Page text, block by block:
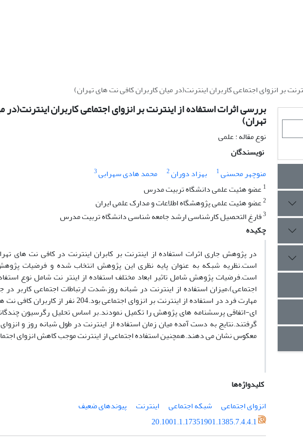
بر انزوای اجتماعی کاربران اینترنت(در میان کاربران کافی نت های تهران)
بررسی اثرات استفاده از اینترنت بر انزوای اجتماعی کاربران
تهران)
نوع مقاله : علمی
نویسندگان
منوچهر محسنی1 بهزاد دوران2 محمد هادی سهرابی3
1 عضو هئیت علمی دانشگاه تربیت مدرس
2عضو هئیت علمی پژوهشگاه اطلاعات و مدارک علمی ایران
3فارغ التحصیل کارشناسی ارشد جامعه شناسی دانشگاه تربیت مدرس
چکیده
در پژوهش جاری اثرات استفاده از اینترنت بر کابران اینترنت در کافی نت های
است.نظریه شبکه به عنوان پایه نظری این پژوهش انتخاب شده و فرضیات
است.فرضیات پژوهش شامل تاثیر ابعاد مختلف استفاده از اینتر نت شامل نوع
اجتماعی)،میزان استفاده از اینترنت در شبانه روز،شدت ارتباطات اجتماعی کاربر
مهارت فرد در استفاده از اینترنت بر انزوای
ای-اتفاقی پرسشنامه های پژوهش را تکمیل نمودند.بر اساس تحلیل رگرسیون
گرفتند.نتایج به دست آمده میان زمان استفاده از اینترنت در طول شبانه روز و
معکوس نشان می دهند.همچنین استفاده اجتماعی از اینترنت موجب کاهش انزوای
کلیدواژه‌ها
انزوای اجتماعی
شبکه اجتماعی اینترنت
پیوندهای ضعیف
20.1001.1.17351901.1385.7.4.4.1